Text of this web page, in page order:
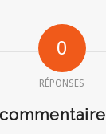
0
RÉPONSES